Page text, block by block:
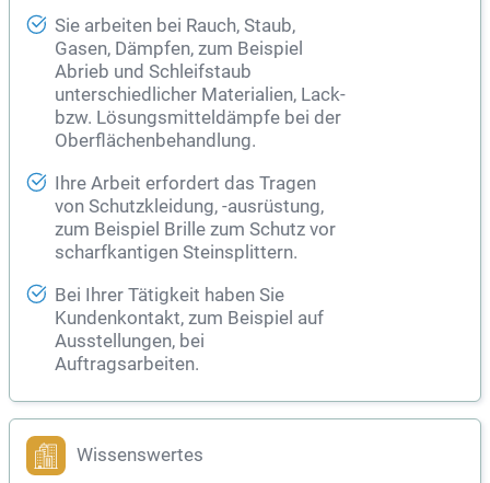
Sie arbeiten bei Rauch, Staub,
Gasen, Dämpfen, zum Beispiel
Abrieb und Schleifstaub
unterschiedlicher Materialien, Lack-
bzw. Lösungsmitteldämpfe bei der
Oberflächenbehandlung.
Ihre Arbeit erfordert das Tragen
von Schutzkleidung, -ausrüstung,
zum Beispiel Brille zum Schutz vor
scharfkantigen Steinsplittern.
Bei Ihrer Tätigkeit haben Sie
Kundenkontakt, zum Beispiel auf
Ausstellungen, bei
Auftragsarbeiten.
Wissenswertes